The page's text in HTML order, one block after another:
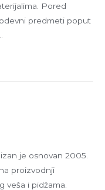
Pored
predmeti poput
je osnovan 2005.
proizvodnji
veša i pidžama.